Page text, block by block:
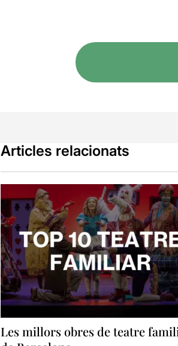
Articles relacionats
Les millors obres de teatre